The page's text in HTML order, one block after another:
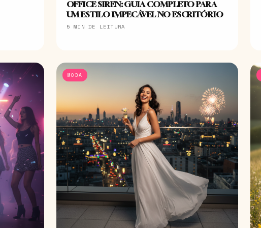
OFFICE SIREN: GUIA COMPLETO PARA
UM ESTILO IMPECÁVEL NO ESCRITÓRIO
5 MIN DE LEITURA
MODA